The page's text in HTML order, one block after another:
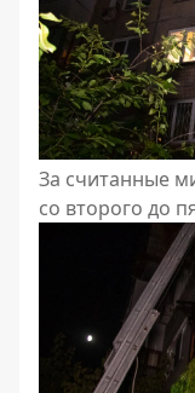
За считанные
со второго до